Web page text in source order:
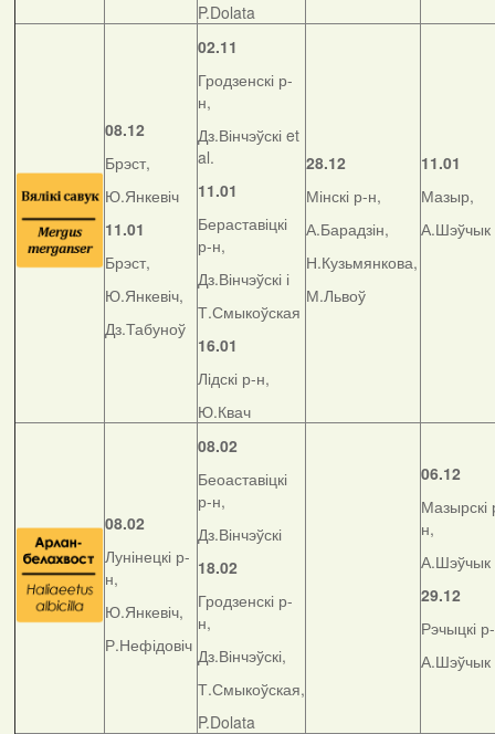
P.Dolata
08.12
Брэст,
Ю.Янкевіч
11.01
Брэст,
Ю.Янкевіч,
Дз.Табуноў
02.11
Гродзенскі р-
н,
Дз.Вінчэўскі et
al.
11.01
Бераставіцкі
р-н,
Дз.Вінчэўскі і
Т.Смыкоўская
16.01
Лідскі р-н,
Ю.Квач
28.12
Мінскі р-н,
А.Барадзін,
Н.Кузьмянкова,
М.Львоў
11.01
Мазыр,
А.Шэўчык
08.02
Лунінецкі р-
н,
Ю.Янкевіч,
Р.Нефідовіч
08.02
Беоаставіцкі
р-н,
Дз.Вінчэўскі
18.02
Гродзенскі р-
н,
Дз.Вінчэўскі,
Т.Смыкоўская,
P.Dolata
06.12
Мазырскі
н,
А.Шэўчык
29.12
Рэчыцкі
А.Шэўчык